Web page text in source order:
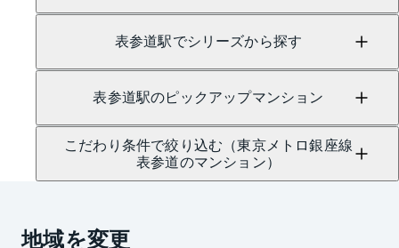
表参道駅でシリーズから探す
表参道駅のピックアップマンション
こだわり条件で絞り込む（東京メトロ銀座線
表参道のマンション）
地域を変更